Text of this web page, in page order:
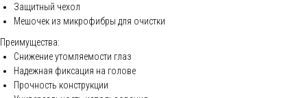
Защитный чехол
Мешочек из микрофибры для очистки
Преимущества:
Снижение утомляемости глаз
Надежная фиксация на голове
Прочность конструкции